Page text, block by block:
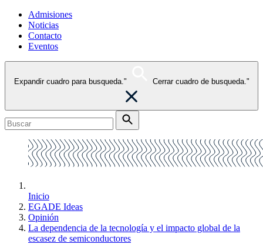
Admisiones
Noticias
Contacto
Eventos
Expandir cuadro para busqueda." Cerrar cuadro de busqueda."
Inicio
EGADE Ideas
Opinión
La dependencia de la tecnología y el impacto global de la
escasez de semiconductores